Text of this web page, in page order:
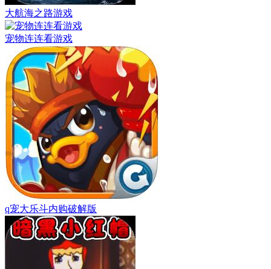
大航海之路游戏
宠物连连看游戏
q宠大乐斗内购破解版